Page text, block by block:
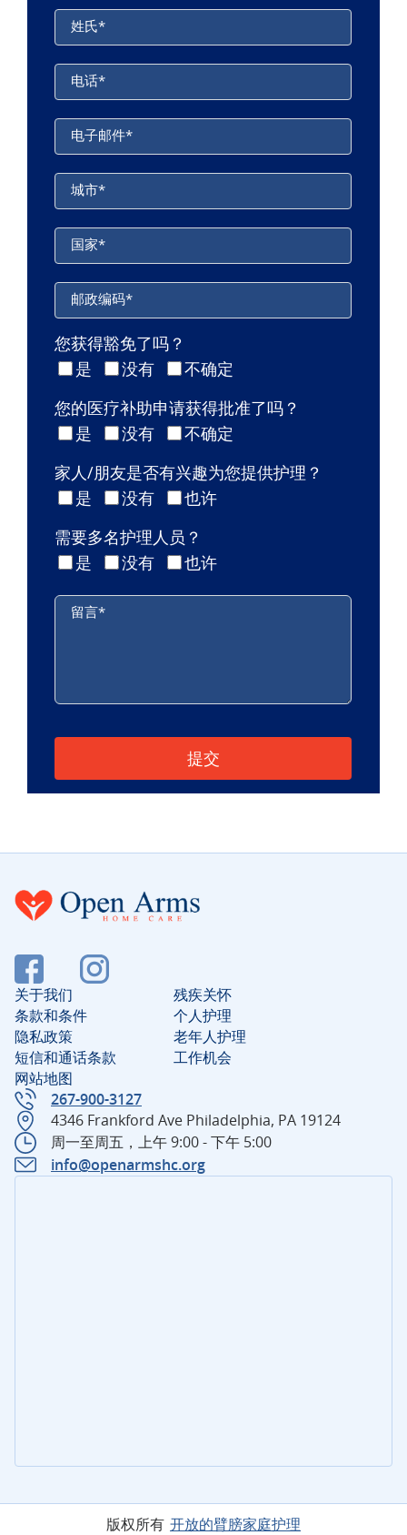
姓氏*
电话*
电子邮件*
城市*
国家*
邮政编码*
您获得豁免了吗？
是
没有
不确定
您的医疗补助申请获得批准了吗？
是
没有
不确定
家人/朋友是否有兴趣为您提供护理？
是
没有
也许
需要多名护理人员？
是
没有 也许
留言*
关于我们
残疾关怀
条款和条件
个人护理
隐私政策
老年人护理
短信和通话条款
工作机会
网站地图
267-900-3127
4346 Frankford Ave Philadelphia, PA 19124
周一至周五，上午 9:00 - 下午 5:00
info@openarmshc.org
版权所有 开放的臂膀家庭护理